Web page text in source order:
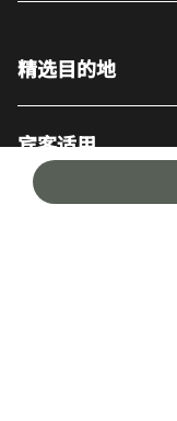
精选目的地
宾客适用